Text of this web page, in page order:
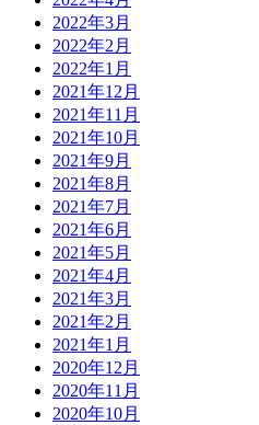
2022年3月
2022年2月
2022年1月
2021年12月
2021年11月
2021年10月
2021年9月
2021年8月
2021年7月
2021年6月
2021年5月
2021年4月
2021年3月
2021年2月
2021年1月
2020年12月
2020年11月
2020年10月